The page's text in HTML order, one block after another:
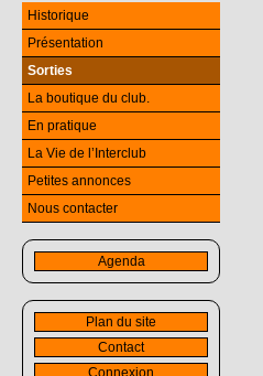
Historique
Présentation
Sorties
La boutique du club.
En pratique
La Vie de l’Interclub
Petites annonces
Nous contacter
Agenda
Plan du site
Contact
Connexion